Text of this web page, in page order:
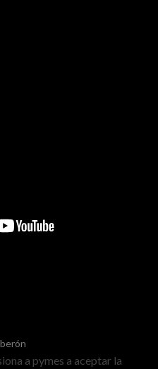
a pymes a aceptar la